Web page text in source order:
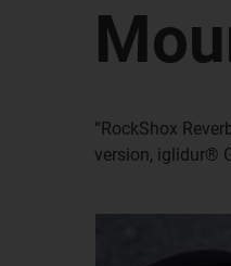
“RockShox
version, iglidur®